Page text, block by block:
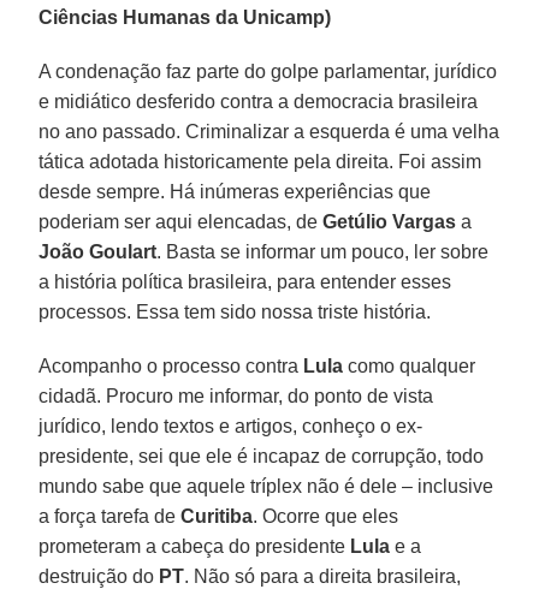
Ciências Humanas da Unicamp)
A condenação faz parte do golpe parlamentar, jurídico
e midiático desferido contra a democracia brasileira
no ano passado. Criminalizar a esquerda é uma velha
tática adotada historicamente pela direita. Foi assim
desde sempre. Há inúmeras experiências que
poderiam ser aqui elencadas, deGetúlio Vargas a
João Goulart. Basta se informar um pouco, ler sobre
a história política brasileira, para entender esses
processos. Essa tem sido nossa triste história.
Acompanho o processo contra Lula como qualquer
cidadã. Procuro me informar, do ponto de vista
jurídico, lendo textos e artigos, conheço o ex-
presidente, sei que ele é incapaz de corrupção, todo
mundo sabe que aquele tríplex não é dele – inclusive
a força tarefa deCuritiba. Ocorre que eles
prometeram a cabeça do presidente Lula e a
destruição do PT. Não só para a direita brasileira,